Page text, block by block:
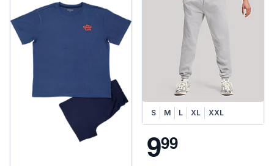
S M L XL XXL
999